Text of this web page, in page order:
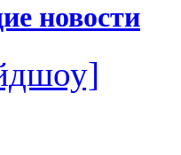
новости